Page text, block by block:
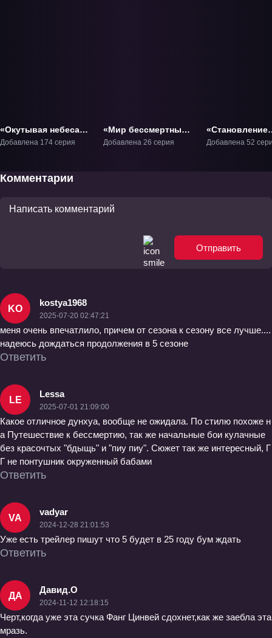
«Окутывая небеса»
ТВ-1
Добавлена 174 серия
«Мир бессмертных»
ТВ-1
Добавлена 26 серия
«Становление
богом» ТВ-1
Добавлена 52
Комментарии
Отправить
KO
kostya1968
2025-07-20 02:47:21
меня очень впечатлило, причем от сезона к сезону все лучше....
надеюсь дождаться продолжения в 5 сезоне
Ответить
LE
Lessa
2025-07-01 21:09:00
Какое отличное дунхуа, вообще не ожидала. По стилю похоже н
а Путешествие к бессмертию, так же начальные бои кулачные
без красочтых "бдыщь" и "пиу пиу". Сюжет так же интересный, Г
Г не понтушник окруженный бабами
Ответить
VA
vadyar
2024-12-28 21:01:53
Уже есть трейлер пишут что 5 будет в 25 году бум ждать
Ответить
ДА
Давид.О
2024-11-12 12:18:15
Черт,когда уже эта сучка Фанг Цинвей сдохнет,как же заебла эта
мразь.